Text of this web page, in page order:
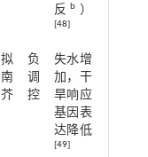
反b ）
[48]
拟
南
芥
负
调
控
失水增
加，干
旱响应
基因表
达降低
[49]